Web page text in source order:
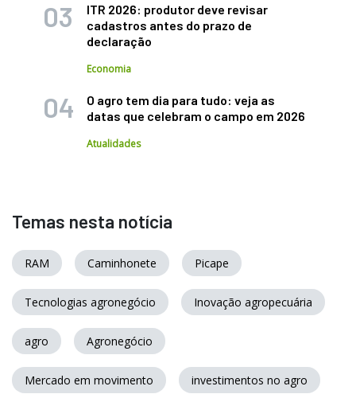
ITR 2026: produtor deve revisar
cadastros antes do prazo de
declaração
Economia
O agro tem dia para tudo: veja as
datas que celebram o campo em 2026
Atualidades
Temas nesta notícia
RAM Caminhonete Picape
Tecnologias agronegócio Inovação agropecuária
agro Agronegócio
Mercado em movimento investimentos no agro